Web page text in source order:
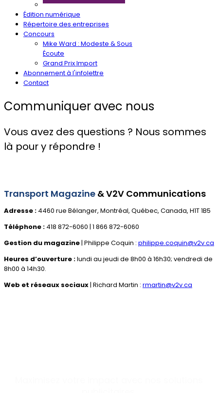
Édition numérique
Répertoire des entreprises
Concours
Mike Ward : Modeste & Sous
Écoute
Grand Prix Import
Abonnement à l'infolettre
Contact
Communiquer avec nous
Vous avez des questions ? Nous sommes
là pour y répondre !
Transport Magazine & V2V Communications
Adresse : 4460 rue Bélanger, Montréal, Québec, Canada, H1T 1B5
Téléphone : 418 872-6060 | 1 866 872-6060
Gestion du magazine| Philippe Coquin : philippe.coquin@v2v.ca
Heures d’ouverture :lundi au jeudi de 8h00 à 16h30; vendredi de
8h00 à 14h30.
Web et réseaux sociaux| Richard Martin : rmartin@v2v.ca